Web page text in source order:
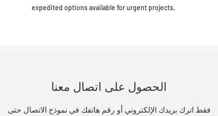
expedited options available for urgent projects.
الحصول على اتصال معنا
فقط اترك بريدك الإلكتروني أو رقم هاتفك في نموذج الاتصال حتى